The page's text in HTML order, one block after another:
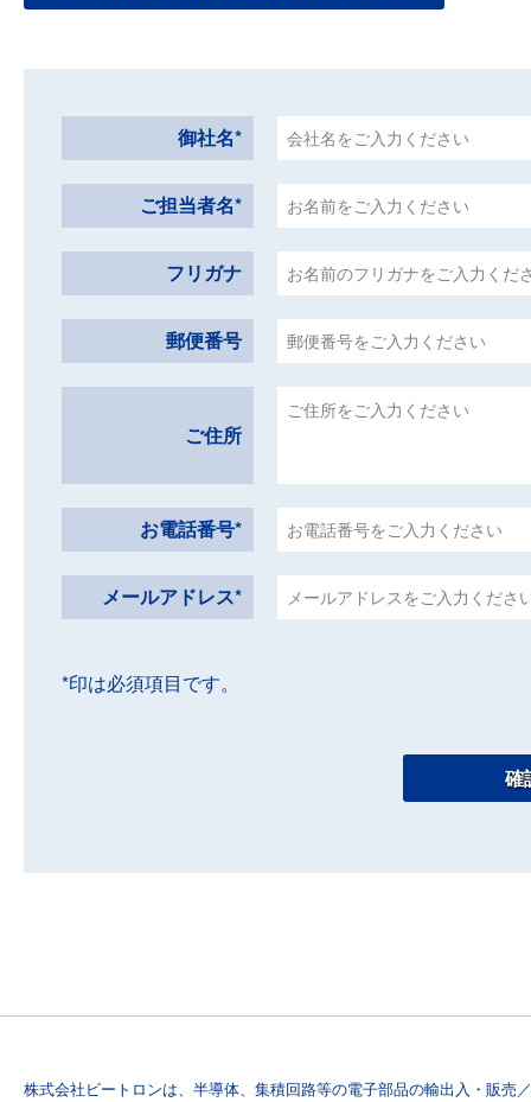
御社名*
ご担当者名*
フリガナ
郵便番号
ご住所
お電話番号*
メールアドレス*
*印は必須項目です。
株式会社ビートロンは、半導体、集積回路等の電子部品の輸出入・販